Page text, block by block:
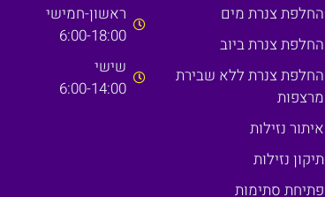
החלפת צנרת מים
החלפת צנרת ביוב
החלפת צנרת ללא שבירת
מרצפות
איתור נזילות
תיקון נזילות
פתיחת סתימות
ראשון-חמישי
6:00-18:00
שישי
6:00-14:00